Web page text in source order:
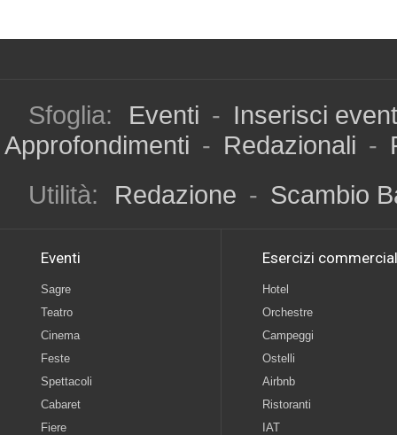
Sfoglia: Eventi - Inserisci
Approfondimenti - Redazionali -
Utilità:
Redazione - Scambio
Eventi
Sagre
Teatro
Cinema
Feste
Spettacoli
Cabaret
Fiere
Esercizi
Hotel
Orchestre
Campeggi
Ostelli
Airbnb
Ristoranti
IAT